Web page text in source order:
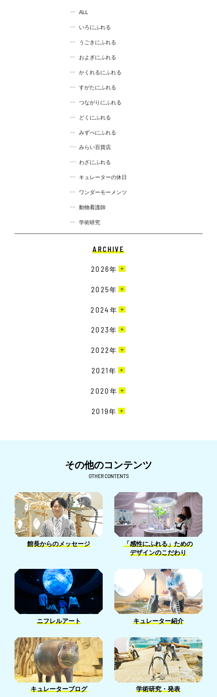
ALL
いろにふれる
うごきにふれる
およぎにふれる
かくれるにふれる
すがたにふれる
つながりにふれる
どくにふれる
みずべにふれる
みらい百貨店
わざにふれる
キュレーターの休日
ワンダーモーメンツ
動物看護師
学術研究
ARCHIVE
2026年
5月［12］
2月［7］
1月［6］
2025年
12月［10］
9月［12］
8月［12］
5月［11］
2024 年
12月［10］
9月［18］
8月［11］
3月［4］
2月［6］
1月［5］
2023年
12月［9］
9月［16］
8月［12］
4月［26］
2月［15］
1月［13］
2022年
12月［22］
9月［14］
5月［27］
3月［25］
2月［24］
1月［18］
2021年
12月［19］
7月［22］
6月［23］
5月［32］
4月［26］
3月［22］
2020 年
12月［15］
10月［26］
8月［7］
6月［15］
5月［12］
4月［7］
3月［14］
1月［7］
2019年
10月［6］
9月［6］
7月［9］
6月［6］
5月［5］
1月［2］
その他のコンテンツ
OTHER CONTENTS
館長からのメッセージ
「感性にふれる」ための
デザインのこだわり
ニフレルアート キュレーター紹介
キュレーターブログ 学術研究・発表